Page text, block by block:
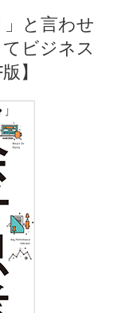
」と言わせ
ビジネス
】